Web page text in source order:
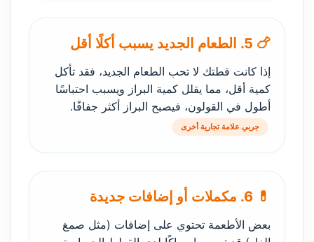
🍗 5. الطعام الجديد يسبب أكلًا أقل
إذا كانت قطتك لا تحب الطعام الجديد، فقد تأكل
كمية أقل، مما يقلل كمية البراز ويسبب احتباسًا
أطول في القولون، فيصبح البراز أكثر جفافًا.
جربي علامة تجارية أخرى
💊 6. مكملات أو إضافات جديدة
بعض الأطعمة تحتوي على إضافات (مثل صمغ